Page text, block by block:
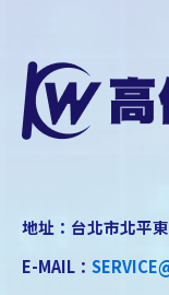
地址：台北市北平
E-MAIL：